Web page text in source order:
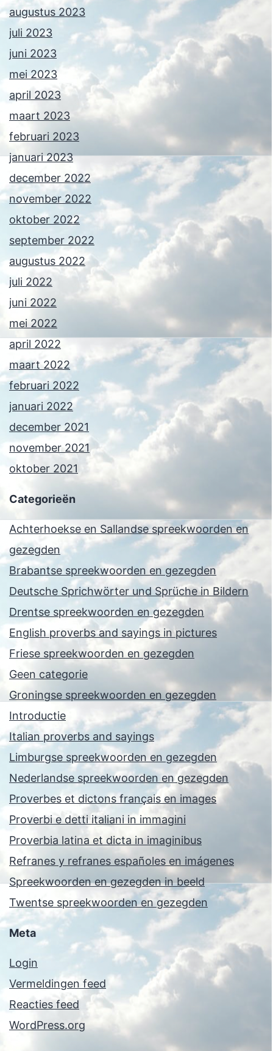
augustus 2023
juli 2023
juni 2023
mei 2023
april 2023
maart 2023
februari 2023
januari 2023
december 2022
november 2022
oktober 2022
september 2022
augustus 2022
juli 2022
juni 2022
mei 2022
april 2022
maart 2022
februari 2022
januari 2022
december 2021
november 2021
oktober 2021
Categorieën
Achterhoekse en Sallandse spreekwoorden en
gezegden
Brabantse spreekwoorden en gezegden
Deutsche Sprichwörter und Sprüche in Bildern
Drentse spreekwoorden en gezegden
English proverbs and sayings in pictures
Friese spreekwoorden en gezegden
Geen categorie
Groningse spreekwoorden en gezegden
Introductie
Italian proverbs and sayings
Limburgse spreekwoorden en gezegden
Nederlandse spreekwoorden en gezegden
Proverbes et dictons français en images
Proverbi e detti italiani in immagini
Proverbia latina et dicta in imaginibus
Refranes y refranes españoles en imágenes
Spreekwoorden en gezegden in beeld
Twentse spreekwoorden en gezegden
Meta
Login
Vermeldingen feed
Reacties feed
WordPress.org